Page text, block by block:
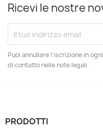
Ricevi le nostre
Puoi annullare l'iscrizione in
di contatto nelle note legali.
PRODOTTI